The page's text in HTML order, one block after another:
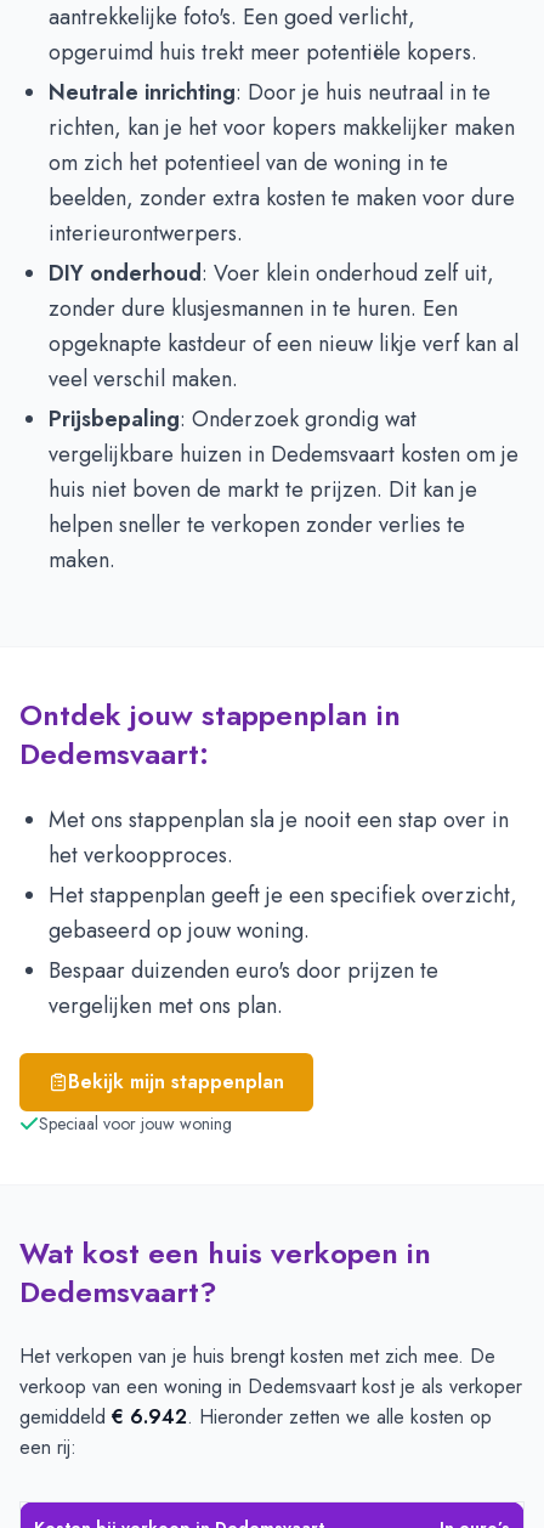
aantrekkelijke foto's. Een goed verlicht,
opgeruimd huis trekt meer potentiële kopers.
Neutrale inrichting: Door je huis neutraal in te
richten, kan je het voor kopers makkelijker maken
om zich het potentieel van de woning in te
beelden, zonder extra kosten te maken voor dure
interieurontwerpers.
DIY onderhoud: Voer klein onderhoud zelf uit,
zonder dure klusjesmannen in te huren. Een
opgeknapte kastdeur of een nieuw likje verf kan al
veel verschil maken.
Prijsbepaling: Onderzoek grondig wat
vergelijkbare huizen in Dedemsvaart kosten om je
huis niet boven de markt te prijzen. Dit kan je
helpen sneller te verkopen zonder verlies te
maken.
Ontdek jouw stappenplan in
Dedemsvaart:
Met ons stappenplan sla je nooit een stap over in
het verkoopproces.
Het stappenplan geeft je een specifiek overzicht,
gebaseerd op jouw woning.
Bespaar duizenden euro's door prijzen te
vergelijken met ons plan.
Bekijk mijn stappenplan
Speciaal voor jouw woning
Wat kost een huis verkopen in
Dedemsvaart?
Het verkopen van je huis brengt kosten met zich mee. De
verkoop van een woning in Dedemsvaart kost je als verkoper
gemiddeld € 6.942. Hieronder zetten we alle kosten op
een rij: